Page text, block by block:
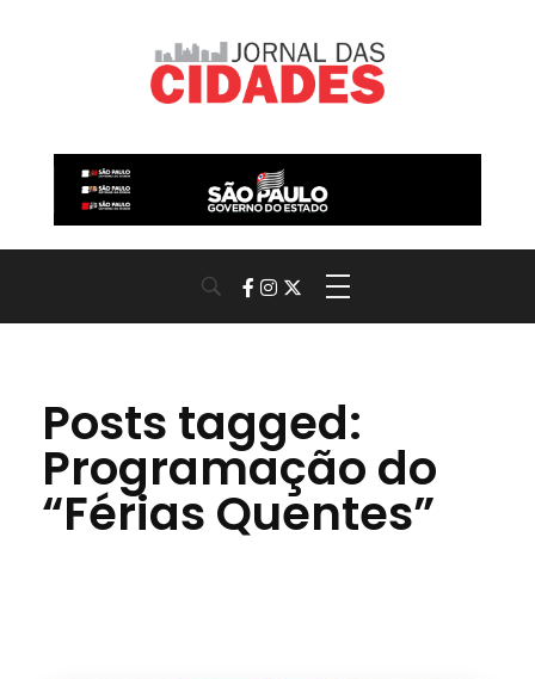
Posts tagged:
Programação do
“Férias Quentes”